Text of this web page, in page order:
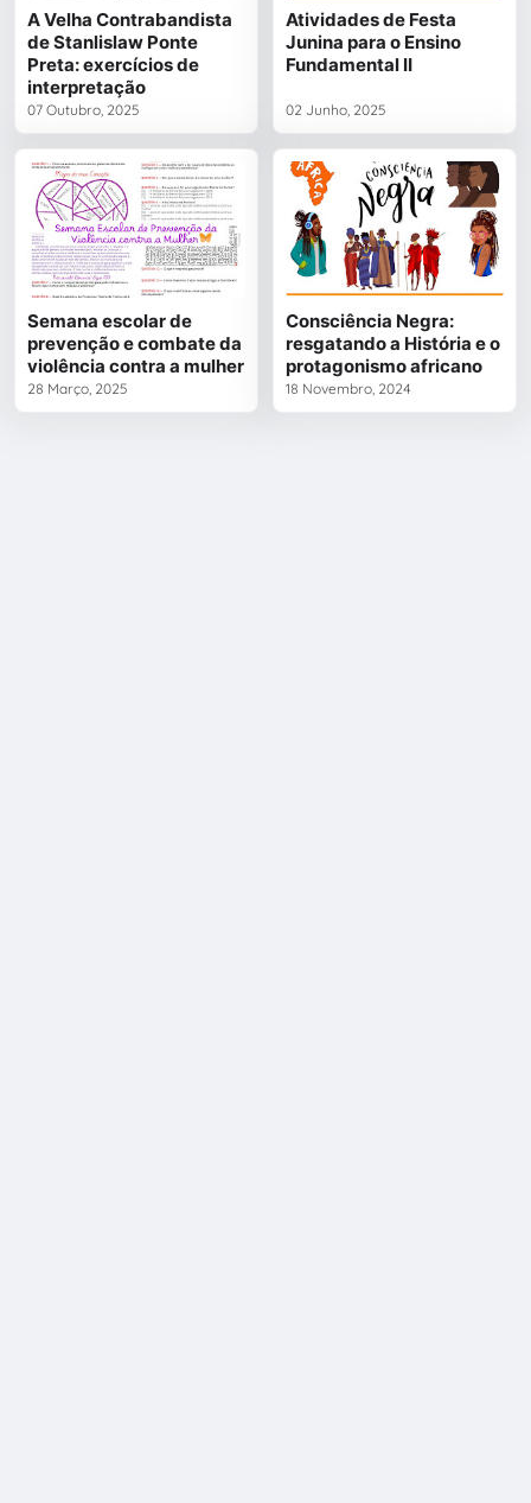
A Velha Contrabandista
de Stanlislaw Ponte
Preta: exercícios de
interpretação
07 Outubro, 2025
Atividades de Festa
Junina para o Ensino
Fundamental II
02 Junho, 2025
Semana escolar de
prevenção e combate da
violência contra a mulher
28 Março, 2025
Consciência Negra:
resgatando a História e o
protagonismo africano
18 Novembro, 2024